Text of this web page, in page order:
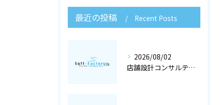
最近の投稿 Recent Posts
2026/08/02
店舗設計コンサルティングと冷暖房工事で快適な空調設備を大阪府大阪市で実現するポイント